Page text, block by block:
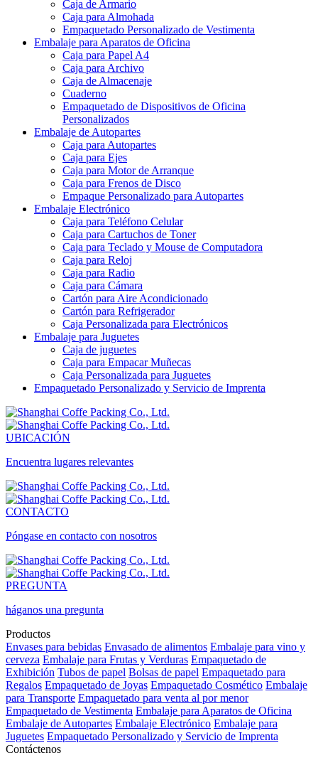
Caja de Armario
Caja para Almohada
Empaquetado Personalizado de Vestimenta
Embalaje para Aparatos de Oficina
Caja para Papel A4
Caja para Archivo
Caja de Almacenaje
Cuaderno
Empaquetado de Dispositivos de Oficina
Personalizados
Embalaje de Autopartes
Caja para Autopartes
Caja para Ejes
Caja para Motor de Arranque
Caja para Frenos de Disco
Empaque Personalizado para Autopartes
Embalaje Electrónico
Caja para Teléfono Celular
Caja para Cartuchos de Toner
Caja para Teclado y Mouse de Computadora
Caja para Reloj
Caja para Radio
Caja para Cámara
Cartón para Aire Acondicionado
Cartón para Refrigerador
Caja Personalizada para Electrónicos
Embalaje para Juguetes
Caja de juguetes
Caja para Empacar Muñecas
Caja Personalizada para Juguetes
Empaquetado Personalizado y Servicio de Imprenta
UBICACIÓN
Encuentra lugares relevantes
CONTACTO
Póngase en contacto con nosotros
PREGUNTA
háganos una pregunta
Productos
Envases para bebidas Envasado de alimentos Embalaje para vino y
cerveza Embalaje para Frutas y Verduras Empaquetado de
Exhibición Tubos de papel Bolsas de papel Empaquetado para
Regalos Empaquetado de Joyas Empaquetado Cosmético Embalaje
para Transporte Empaquetado para venta al por menor
Empaquetado de Vestimenta Embalaje para Aparatos de Oficina
Embalaje de Autopartes Embalaje Electrónico Embalaje para
Juguetes Empaquetado Personalizado y Servicio de Imprenta
Contáctenos